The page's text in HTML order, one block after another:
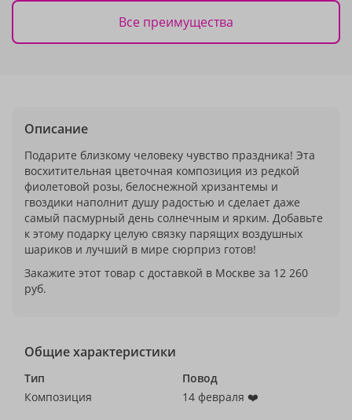
Все преимущества
Описание
Подарите близкому человеку чувство праздника! Эта
восхитительная цветочная композиция из редкой
фиолетовой розы, белоснежной хризантемы и
гвоздики наполнит душу радостью и сделает даже
самый пасмурный день солнечным и ярким. Добавьте
к этому подарку целую связку парящих воздушных
шариков и лучший в мире сюрприз готов!
Закажите этот товар с доставкой в Москве за 12 260
руб.
Общие характеристики
Тип
Композиция
Повод
14 февраля ❤️